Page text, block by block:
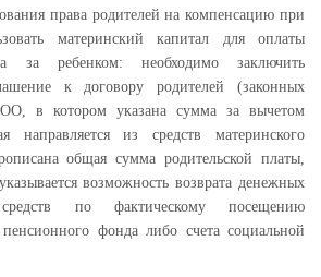
права родителей на компенсацию при
материнский капитал для оплаты
за ребенком: необходимо заключить
к договору родителей (законных
в котором указана сумма за вычетом
направляется из средств материнского
общая сумма родительской платы,
возможность возврата денежных
средств по фактическому посещению
фонда либо счета социальной